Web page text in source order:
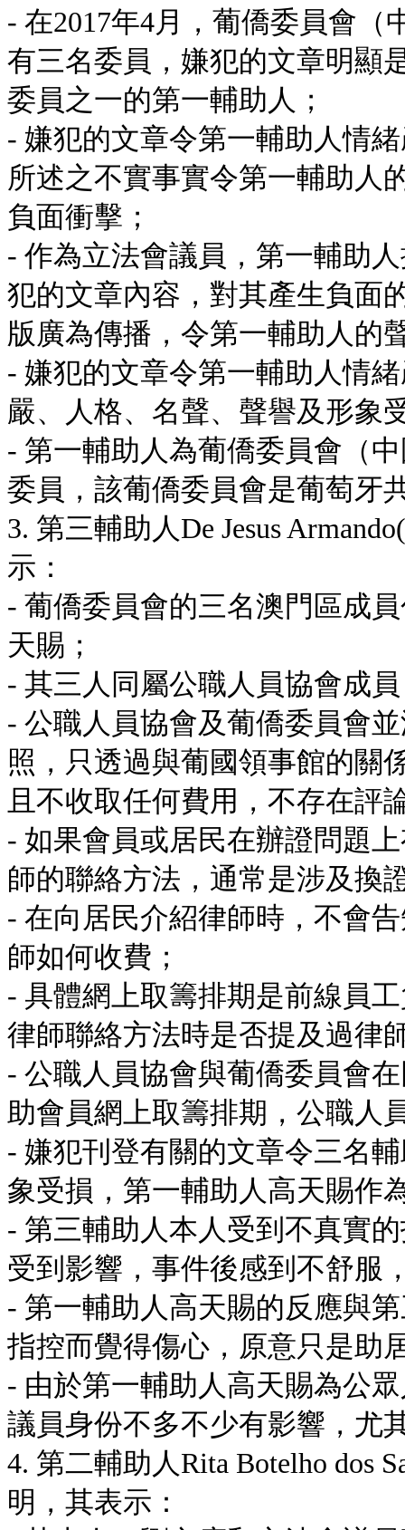
- 在2017年4月，葡僑委員會
有三名委員，嫌犯的文章明顯
委員之一的第一輔助人；
- 嫌犯的文章令第一輔助人情
所述之不實事實令第一輔助人
負面衝擊；
- 作為立法會議員，第一輔助
犯的文章內容，對其產生負面
版廣為傳播，令第一輔助人的
- 嫌犯的文章令第一輔助人情
嚴、人格、名聲、聲譽及形象
- 第一輔助人為葡僑委員會（
委員，該葡僑委員會是葡萄牙
3. 第三輔助人De Jesus
示：
- 葡僑委員會的三名澳門區成
天賜；
- 其三人同屬公職人員協會成
- 公職人員協會及葡僑委員會
照，只透過與葡國領事館的關
且不收取任何費用，不存在評
- 如果會員或居民在辦證問題
師的聯絡方法，通常是涉及換
- 在向居民介紹律師時，不會
師如何收費；
- 具體網上取籌排期是前線員
律師聯絡方法時是否提及過律
- 公職人員協會與葡僑委員會
助會員網上取籌排期，公職人
- 嫌犯刊登有關的文章令三名
象受損，第一輔助人高天賜作
- 第三輔助人本人受到不真實
受到影響，事件後感到不舒服
- 第一輔助人高天賜的反應與
指控而覺得傷心，原意只是助
- 由於第一輔助人高天賜為公
議員身份不多不少有影響，尤
4. 第二輔助人Rita Botelho dos
明，其表示：